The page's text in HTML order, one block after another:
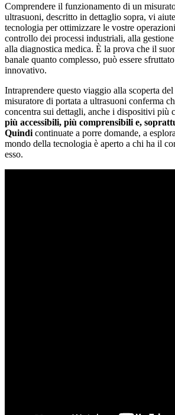
Comprendere il funzionamento di un
ultrasuoni, descritto in dettaglio sopra, vi
tecnologia per ottimizzare le vostre
controllo dei processi industriali, alla
alla diagnostica medica. È la prova che il
banale quanto complesso, può essere
innovativo.
Intraprendere questo viaggio alla scoperta
misuratore di portata a ultrasuoni conferma
concentra sui dettagli, anche i dispositivi più
più accessibili, più comprensibili e,
Quindi continuate a porre domande, a
mondo della tecnologia è aperto a chi ha il
esso.